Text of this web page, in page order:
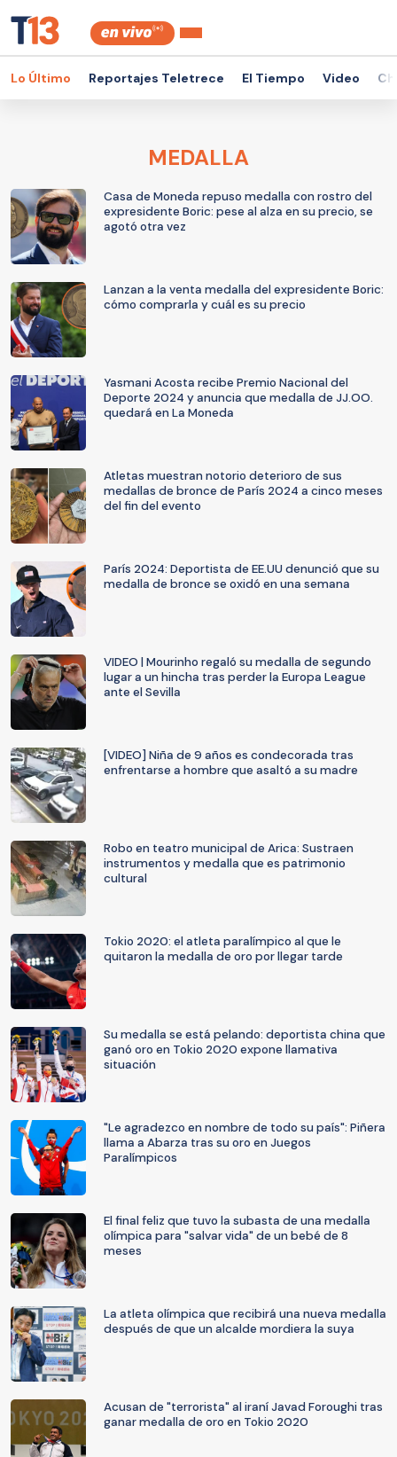
Lo Último Reportajes Teletrece El Tiempo Video
MEDALLA
Casa de Moneda repuso medalla con rostro del
expresidente Boric: pese al alza en su precio, se
agotó otra vez
Lanzan a la venta medalla del expresidente Boric:
cómo comprarla y cuál es su precio
Yasmani Acosta recibe Premio Nacional del
Deporte 2024 y anuncia que medalla de JJ.OO.
quedará en La Moneda
Atletas muestran notorio deterioro de sus
medallas de bronce de París 2024 a cinco meses
del fin del evento
París 2024: Deportista de EE.UU denunció que su
medalla de bronce se oxidó en una semana
VIDEO | Mourinho regaló su medalla de segundo
lugar a un hincha tras perder la Europa League
ante el Sevilla
[VIDEO] Niña de 9 años es condecorada tras
enfrentarse a hombre que asaltó a su madre
Robo en teatro municipal de Arica: Sustraen
instrumentos y medalla que es patrimonio
cultural
Tokio 2020: el atleta paralímpico al que le
quitaron la medalla de oro por llegar tarde
Su medalla se está pelando: deportista china que
ganó oro en Tokio 2020 expone llamativa
situación
"Le agradezco en nombre de todo su país": Piñera
llama a Abarza tras su oro en Juegos
Paralímpicos
El final feliz que tuvo la subasta de una medalla
olímpica para "salvar vida" de un bebé de 8
meses
La atleta olímpica que recibirá una nueva medalla
después de que un alcalde mordiera la suya
Acusan de "terrorista" al iraní Javad Foroughi tras
ganar medalla de oro en Tokio 2020